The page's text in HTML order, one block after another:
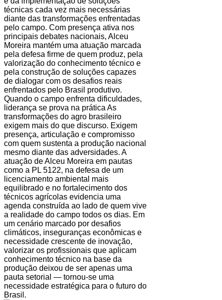
técnicas cada vez mais necessárias
diante das transformações enfrentadas
pelo campo. Com presença ativa nos
principais debates nacionais, Alceu
Moreira mantém uma atuação marcada
pela defesa firme de quem produz, pela
valorização do conhecimento técnico e
pela construção de soluções capazes
de dialogar com os desafios reais
enfrentados pelo Brasil produtivo.
Quando o campo enfrenta dificuldades,
liderança se prova na prática As
transformações do agro brasileiro
exigem mais do que discurso. Exigem
presença, articulação e compromisso
com quem sustenta a produção nacional
mesmo diante das adversidades. A
atuação de Alceu Moreira em pautas
como a PL 5122, na defesa de um
licenciamento ambiental mais
equilibrado e no fortalecimento dos
técnicos agrícolas evidencia uma
agenda construída ao lado de quem vive
a realidade do campo todos os dias. Em
um cenário marcado por desafios
climáticos, inseguranças econômicas e
necessidade crescente de inovação,
valorizar os profissionais que aplicam
conhecimento técnico na base da
produção deixou de ser apenas uma
pauta setorial — tornou-se uma
necessidade estratégica para o futuro do
Brasil.